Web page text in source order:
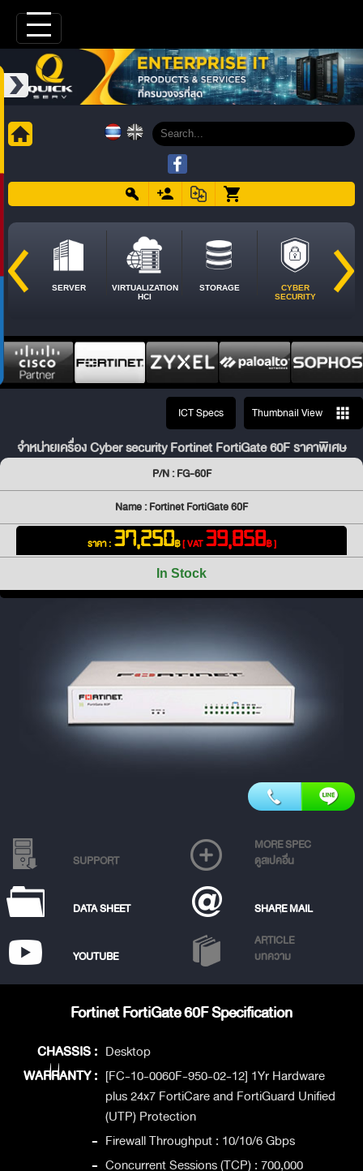
SERVER
VIRTUALIZATION
HCI
STORAGE
CYBER
SECURITY
ICT Specs Thumbnail View
จำหน่ายเครื่อง Cyber security Fortinet FortiGate 60F ราคาพิเศษ
P/N : FG-60F
Name : Fortinet FortiGate 60F
ราคา : 37,250฿[ VAT39,858฿ ]
In Stock
SUPPORT
MORE SPEC
ดูสเปคอื่น
DATA SHEET SHARE MAIL
YOUTUBE
ARTICLE
บทความ
Fortinet FortiGate 60F Specification
CHASSIS : Desktop
WARRANTY : [FC-10-0060F-950-02-12] 1Yr Hardware
plus 24x7 FortiCare and FortiGuard Unified
(UTP) Protection
- Firewall Throughput : 10/10/6 Gbps
- Concurrent Sessions (TCP) : 700,000